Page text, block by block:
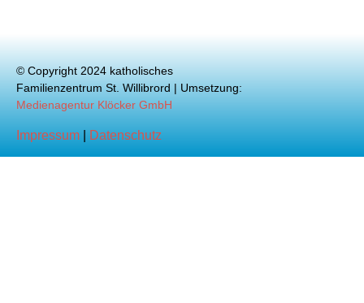
© Copyright 2024 katholisches
Familienzentrum St. Willibrord | Umsetzung:
Medienagentur Klöcker GmbH
Impressum Datenschutz